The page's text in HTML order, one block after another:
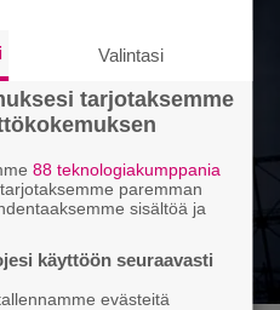
Valintasi
tarjotaksemme
88 teknologiakumppania
paremman
sisältöä ja
käyttöön seuraavasti
evästeitä